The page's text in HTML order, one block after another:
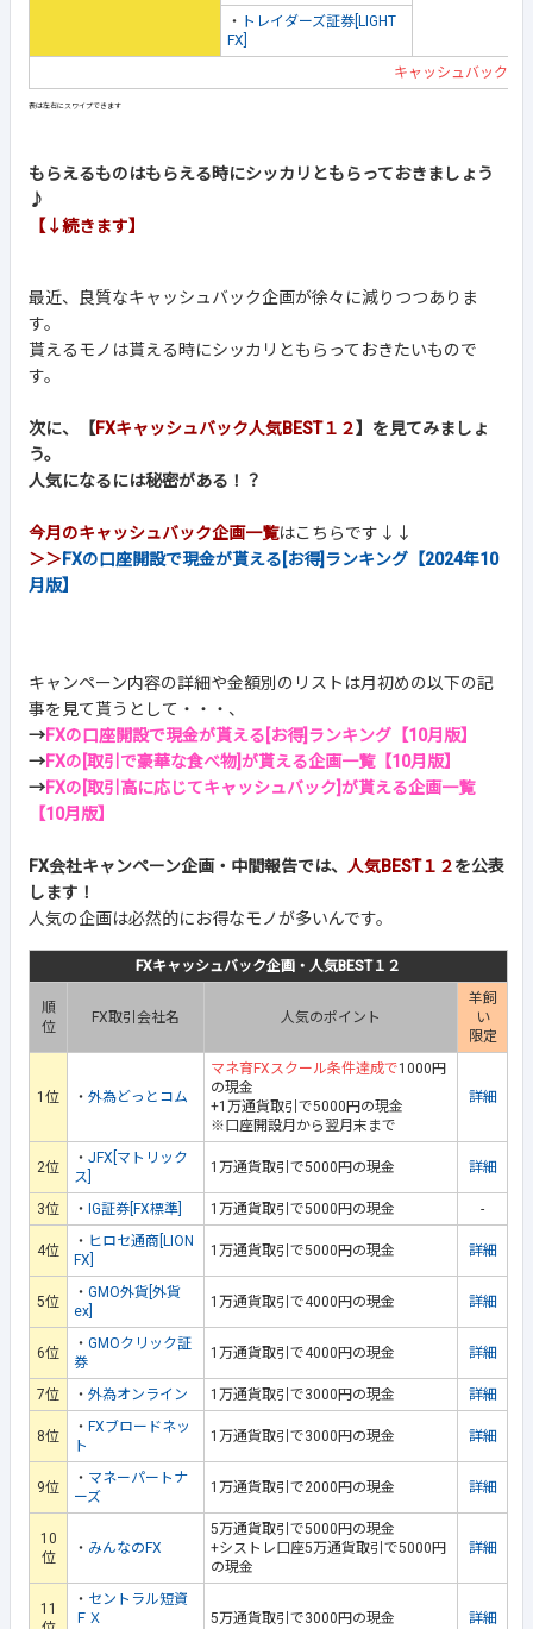
・
トレイダーズ証券[LIGHT
FX]
キャッシュバック企
もらえるものはもらえる時にシッカリともらっておきましょう
♪
【↓続きます】
最近、良質なキャッシュバック企画が徐々に減りつつありま
す。
貰えるモノは貰える時にシッカリともらっておきたいもので
す。
次に、【FXキャッシュバック人気BEST１２】を見てみましょ
う。
人気になるには秘密がある！？
今月のキャッシュバック企画一覧はこちらです↓↓
＞＞ FXの口座開設で現金が貰える[お得]ランキング【2024年10
月版】
キャンペーン内容の詳細や金額別のリストは月初めの以下の記
事を見て貰うとして・・・、
→FXの口座開設で現金が貰える[お得]ランキング【10月版】
→FXの[取引で豪華な食べ物]が貰える企画一覧【10月版】
→FXの[取引高に応じてキャッシュバック]が貰える企画一覧
【10月版】
FX会社キャンペーン企画・中間報告では、 人気BEST１２を公表
します！
人気の企画は必然的にお得なモノが多いんです。
FXキャッシュバック企画・人気BEST１２
順
位
FX取引会社名 人気のポイント
羊飼
い
限定
1位 ・ 外為どっとコム
マネ育FXスクール条件達成で1000円
の現金
+1万通貨取引で5000円の現金
※口座開設月から翌月末まで
詳細
2位
・ JFX[マトリック
ス]
1万通貨取引で5000円の現金 詳細
3位 ・ IG証券[FX標準] 1万通貨取引で5000円の現金 -
4位
・ ヒロセ通商[LION
FX]
1万通貨取引で5000円の現金 詳細
5位
・ GMO外貨[外貨
ex]
1万通貨取引で4000円の現金 詳細
6位
・ GMOクリック証
券
1万通貨取引で4000円の現金 詳細
7位 ・ 外為オンライン 1万通貨取引で3000円の現金 詳細
8位
・ FXブロードネッ
ト
1万通貨取引で3000円の現金 詳細
9位
・ マネーパートナ
ーズ
1万通貨取引で2000円の現金 詳細
10
位
・ みんなのFX
5万通貨取引で5000円の現金
+シストレ口座5万通貨取引で5000円
の現金
詳細
11
・ セントラル短資
ＦＸ
5万通貨取引で3000円の現金 詳細